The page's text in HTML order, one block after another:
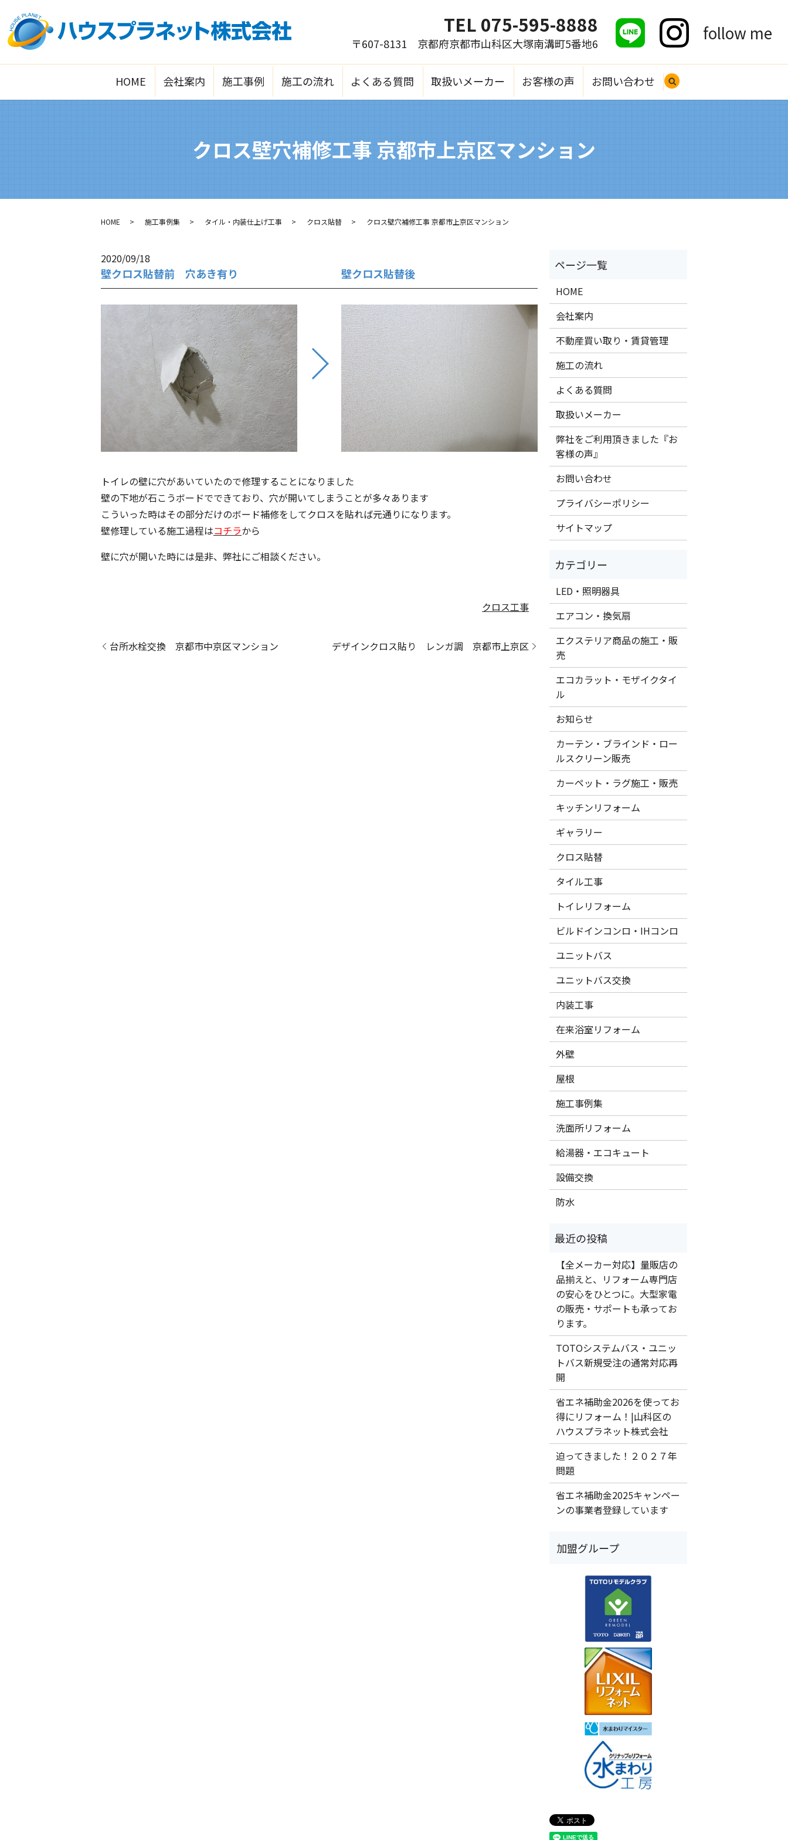
HOME 会社案内 施工事例 施工の流れ よくある質問 取扱いメーカー お客様の声 お問い合わせ
search
TEL 075-595-8888
〒607-8131 京都府京都市山科区大塚南溝町5番地6 follow me
クロス壁穴補修工事 京都市上京区マンション
HOME 施工事例集 タイル・内装仕上げ工事 クロス貼替 クロス壁穴補修工事 京都市上京区マンション
2020/09/18
壁クロス貼替前 穴あき有り 壁クロス貼替後
トイレの壁に穴があいていたので修理することになりました
壁の下地が石こうボードでできており、穴が開いてしまうことが多々あります
こういった時はその部分だけのボード補修をしてクロスを貼れば元通りになります。
壁修理している施工過程はコチラから
壁に穴が開いた時には是非、弊社にご相談ください。
クロス工事
台所水栓交換 京都市中京区マンション デザインクロス貼り レンガ調 京都市上京区
HOME
会社案内
不動産買い取り・賃貸管理
施工の流れ
よくある質問
取扱いメーカー
弊社をご利用頂きました『お
客様の声』
お問い合わせ
プライバシーポリシー
サイトマップ
LED・照明器具
エアコン・換気扇
エクステリア商品の施工・販
売
エコカラット・モザイクタイ
ル
お知らせ
カーテン・ブラインド・ロー
ルスクリーン販売
カーペット・ラグ施工・販売
キッチンリフォーム
ギャラリー
クロス貼替
タイル工事
トイレリフォーム
ビルドインコンロ・IHコンロ
ユニットバス
ユニットバス交換
内装工事
在来浴室リフォーム
外壁
屋根
施工事例集
洗面所リフォーム
給湯器・エコキュート
設備交換
防水
【全メーカー対応】量販店の
品揃えと、リフォーム専門店
の安心をひとつに。大型家電
の販売・サポートも承ってお
ります。
TOTOシステムバス・ユニッ
トバス新規受注の通常対応再
開
省エネ補助金2026を使ってお
得にリフォーム！|山科区の
ハウスプラネット株式会社
迫ってきました！２０２７年
問題
省エネ補助金2025キャンペー
ンの事業者登録しています
加盟グループ